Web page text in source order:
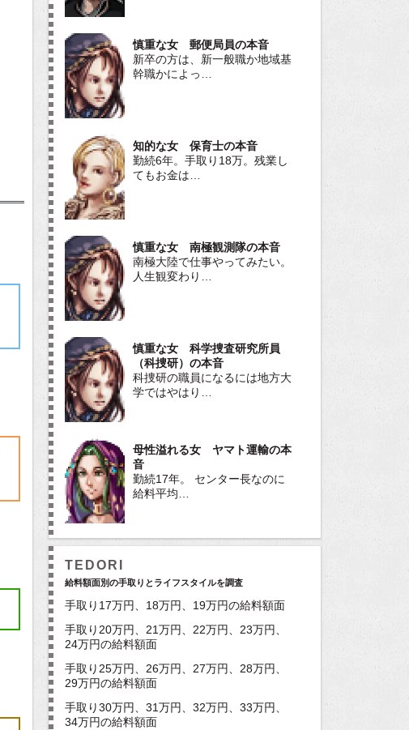
慎重な女 郵便局員の本音
新卒の方は、新一般職か地域基
幹職かによっ…
知的な女 保育士の本音
勤続6年。手取り18万。残業し
てもお金は…
慎重な女 南極観測隊の本音
南極大陸で仕事やってみたい。
人生観変わり…
慎重な女 科学捜査研究所員
（科捜研）の本音
科捜研の職員になるには地方大
学ではやはり…
母性溢れる女 ヤマト運輸の本
音
勤続17年。 センター長なのに
給料平均…
TEDORI
給料額面別の手取りとライフスタイルを調査
手取り17万円、18万円、19万円の給料額面
手取り20万円、21万円、22万円、23万円、
24万円の給料額面
手取り25万円、26万円、27万円、28万円、
29万円の給料額面
手取り30万円、31万円、32万円、33万円、
34万円の給料額面